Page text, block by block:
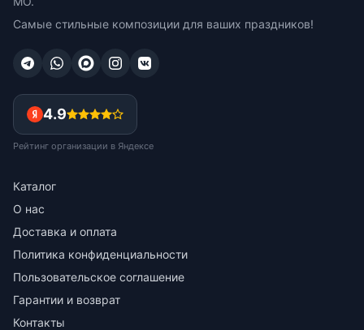
Самые стильные композиции для ваших праздников!
4.9
Рейтинг организации в Яндексе
Каталог
О нас
Доставка и оплата
Политика конфиденциальности
Пользовательское соглашение
Гарантии и возврат
Контакты